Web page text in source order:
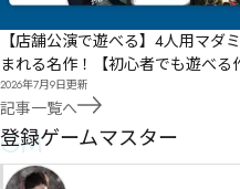
【店舗公演で遊べる】4人用マダ
まれる名作！【初心者でも遊べる
2026年7月9日更新
記事一覧へ
GM
登録ゲームマスター